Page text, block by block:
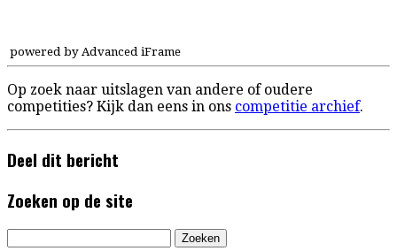
powered by Advanced iFrame
Op zoek naar uitslagen van andere of oudere
competities? Kijk dan eens in ons competitie archief.
Deel dit bericht
Zoeken op de site